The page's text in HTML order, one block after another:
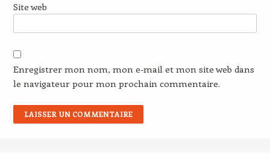
Site web
Enregistrer mon nom, mon e-mail et mon site web dans
le navigateur pour mon prochain commentaire.